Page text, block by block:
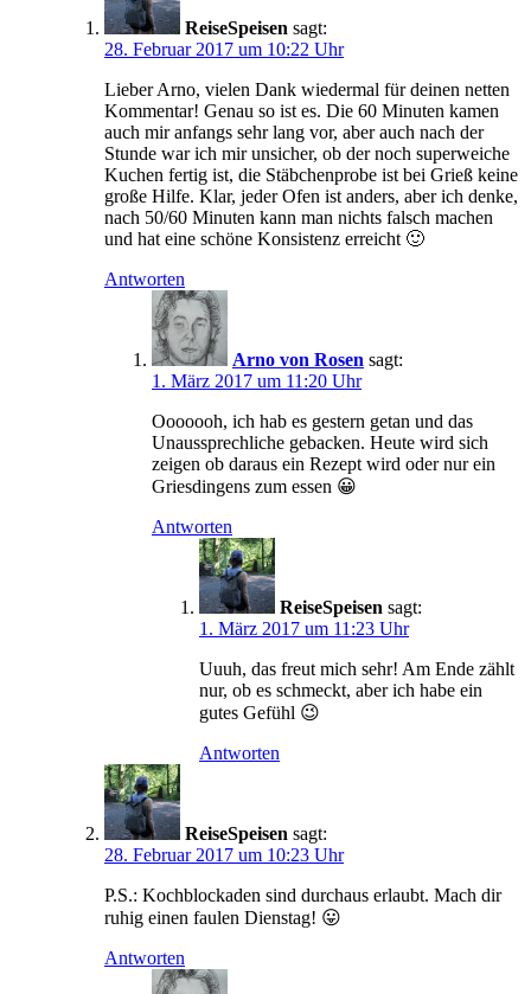
ReiseSpeisen sagt:
28. Februar 2017 um 10:22 Uhr
Lieber Arno, vielen Dank wiedermal für deinen netten
Kommentar! Genau so ist es. Die 60 Minuten kamen
auch mir anfangs sehr lang vor, aber auch nach der
Stunde war ich mir unsicher, ob der noch superweiche
Kuchen fertig ist, die Stäbchenprobe ist bei Grieß keine
große Hilfe. Klar, jeder Ofen ist anders, aber ich denke,
nach 50/60 Minuten kann man nichts falsch machen
und hat eine schöne Konsistenz erreicht 🙂
Antworten
Arno von Rosen sagt:
1. März 2017 um 11:20 Uhr
Ooooooh, ich hab es gestern getan und das
Unaussprechliche gebacken. Heute wird sich
zeigen ob daraus ein Rezept wird oder nur ein
Griesdingens zum essen 😀
Antworten
ReiseSpeisen sagt:
1. März 2017 um 11:23 Uhr
Uuuh, das freut mich sehr! Am Ende zählt
nur, ob es schmeckt, aber ich habe ein
gutes Gefühl 😉
Antworten
ReiseSpeisen sagt:
28. Februar 2017 um 10:23 Uhr
P.S.: Kochblockaden sind durchaus erlaubt. Mach dir
ruhig einen faulen Dienstag! 😛
Antworten